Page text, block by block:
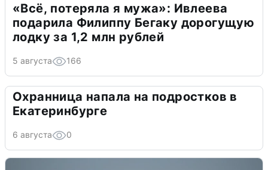
«Всё, потеряла я мужа»: Ивлеева
подарила Филиппу Бегаку дорогущую
лодку за 1,2 млн рублей
5 августа 166
Охранница напала на подростков в
Екатеринбурге
6 августа 0